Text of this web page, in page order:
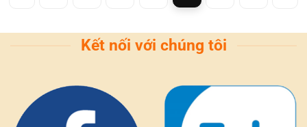
Kết nối với chúng tôi